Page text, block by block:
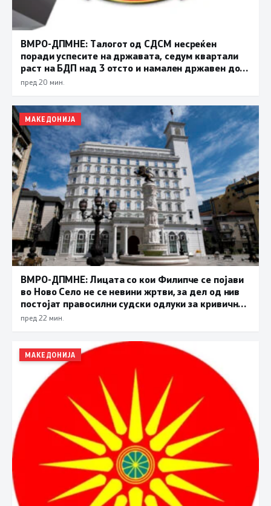
ВМРО-ДПМНЕ: Талогот од СДСМ несреќен
поради успесите на државата, седум квартали
раст на БДП над 3 отсто и намален државен долг
се показатели за економска стабилност
пред 20 мин.
МАКЕДОНИЈА
ВМРО-ДПМНЕ: Лицата со кои Филипче се појави
во Ново Село не се невини жртви, за дел од нив
постојат правосилни судски одлуки за кривични
дела
пред 22 мин.
МАКЕДОНИЈА